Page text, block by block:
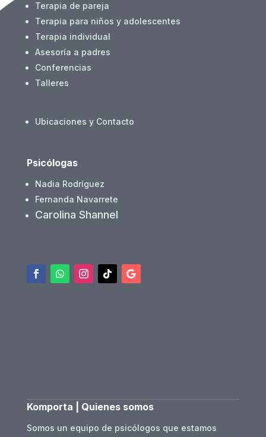
Terapia de pareja
Terapia para niños y adolescentes
Terapia individual
Asesoría a padres
Conferencias
Talleres
Ubicaciones y Contacto
Psicólogas
Nadia Rodríguez
Fernanda Navarrete
Carolina Shannel
Komporta | Quienes somos
Somos un equipo de psicólogos que estamos